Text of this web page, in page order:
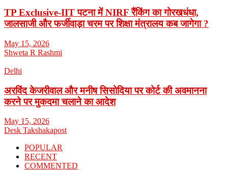
TP Exclusive-IIT पटना में NIRF रैंकिंग का गोरखधंधा,
जालसाजी और फर्जीवाड़ा चरम पर शिक्षा मंत्रालय कब जागेगा ?
May 15, 2026
Shweta R Rashmi
Delhi
अरविंद केजरीवाल और मनीष सिसोदिया पर कोर्ट की अवमानना
करने पर मुकदमा चलाने का आदेश
May 15, 2026
Desk Takshakapost
POPULAR
RECENT
COMMENTED